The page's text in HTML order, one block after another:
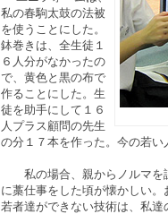
私の春駒太鼓の法被
を使うことにした。
鉢巻きは、全生徒１
６人分がなかったの
で、黄色と黒の布で
作ることにした。生
徒を助手にして１６
人プラス顧問の先生
の分１７本を作った。今の若い
私の場合、親からノルマを
に藁仕事をした頃が懐かしい
若者達ができない技術は、私達